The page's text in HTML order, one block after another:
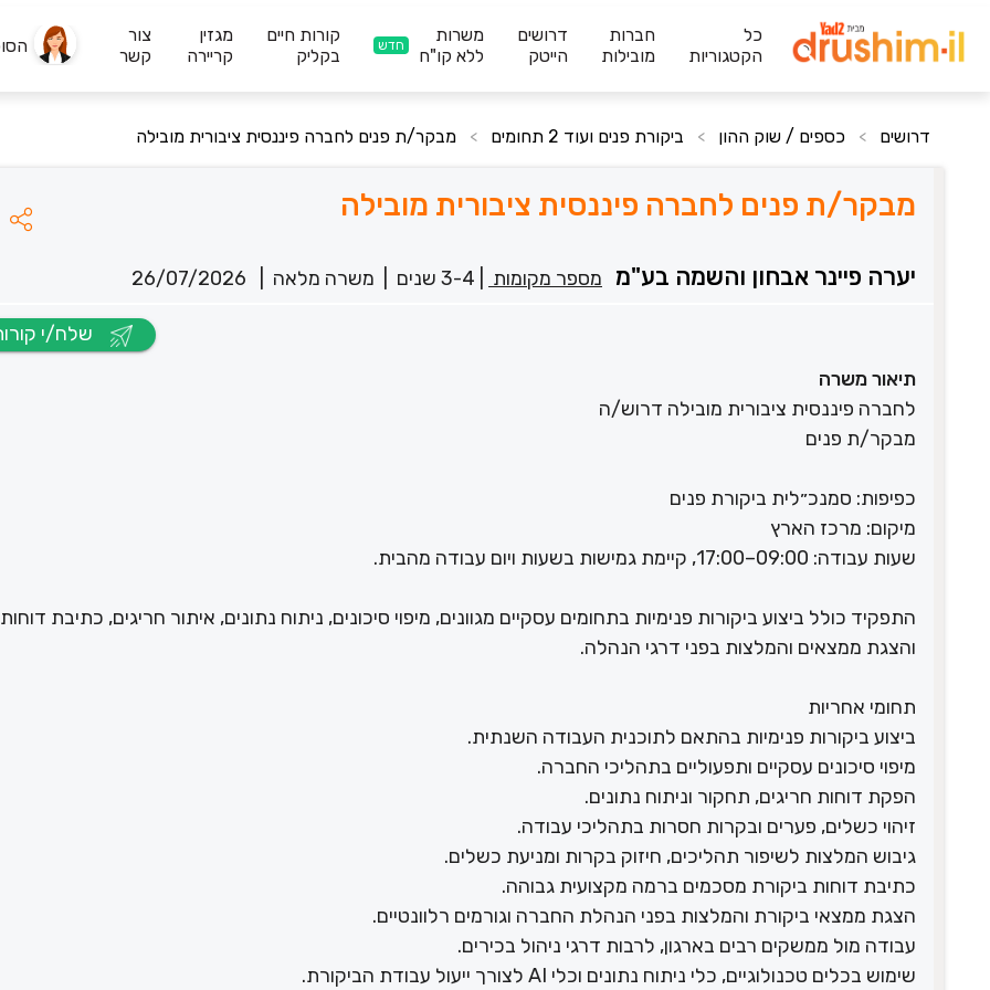
כל
הקטגוריות
חברות
מובילות
דרושים
הייטק
משרות
ללא קו"ח
חדש
קורות חיים
בקליק
מגזין
קריירה
צור
קשר
דרושים > כספים / שוק ההון > ביקורת פנים ועוד 2 תחומים > מבקר/ת פנים לחברה פיננסית ציבורית מובילה
מבקר/ת פנים לחברה פיננסית ציבורית מובילה
יערה פיינר אבחון והשמה בע"מ מספר מקומות 3-4 שנים משרה מלאה 26/07/2026
תיאור משרה
לחברה פיננסית ציבורית מובילה דרוש/ה
מבקר/ת פנים
כפיפות: סמנכ״לית ביקורת פנים
מיקום: מרכז הארץ
שעות עבודה: 09:00–17:00, קיימת גמישות בשעות ויום עבודה מהבית.
התפקיד כולל ביצוע ביקורות פנימיות בתחומים עסקיים מגוונים, מיפוי סיכונים, ניתוח נתונים, איתור חריגים, כתיבת
והצגת ממצאים והמלצות בפני דרגי הנהלה.
תחומי אחריות
ביצוע ביקורות פנימיות בהתאם לתוכנית העבודה השנתית.
מיפוי סיכונים עסקיים ותפעוליים בתהליכי החברה.
הפקת דוחות חריגים, תחקור וניתוח נתונים.
זיהוי כשלים, פערים ובקרות חסרות בתהליכי עבודה.
גיבוש המלצות לשיפור תהליכים, חיזוק בקרות ומניעת כשלים.
כתיבת דוחות ביקורת מסכמים ברמה מקצועית גבוהה.
הצגת ממצאי ביקורת והמלצות בפני הנהלת החברה וגורמים רלוונטיים.
עבודה מול ממשקים רבים בארגון, לרבות דרגי ניהול בכירים.
שימוש בכלים טכנולוגיים, כלי ניתוח נתונים וכלי AI לצורך ייעול עבודת הביקורת.